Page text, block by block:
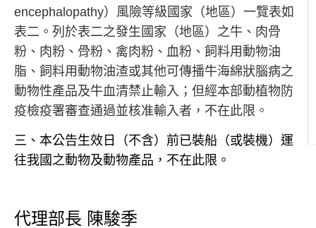
encephalopathy）風險等級國家（地區）一覽表如
表二。列於表二之發生國家（地區）之牛、肉骨
粉、肉粉、骨粉、禽肉粉、血粉、飼料用動物油
脂、飼料用動物油渣或其他可傳播牛海綿狀腦病之
動物性產品及牛血清禁止輸入；但經本部動植物防
疫檢疫署審查通過並核准輸入者，不在此限。
三、本公告生效日（不含）前已裝船（或裝機）運
往我國之動物及動物產品，不在此限。
代理部長 陳駿季